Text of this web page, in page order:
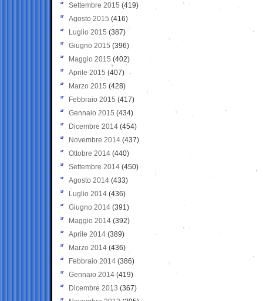
Settembre 2015 (419)
Agosto 2015 (416)
Luglio 2015 (387)
Giugno 2015 (396)
Maggio 2015 (402)
Aprile 2015 (407)
Marzo 2015 (428)
Febbraio 2015 (417)
Gennaio 2015 (434)
Dicembre 2014 (454)
Novembre 2014 (437)
Ottobre 2014 (440)
Settembre 2014 (450)
Agosto 2014 (433)
Luglio 2014 (436)
Giugno 2014 (391)
Maggio 2014 (392)
Aprile 2014 (389)
Marzo 2014 (436)
Febbraio 2014 (386)
Gennaio 2014 (419)
Dicembre 2013 (367)